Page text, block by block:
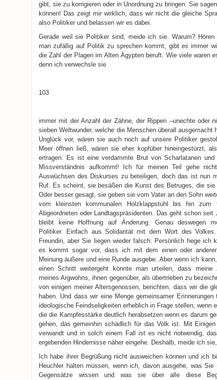
gibt, sie zu korrigieren oder in Unordnung zu bringen. Sie
können! Das zeigt mir wirklich, dass wir nicht die gleiche
also Politiker und belassen wir es dabei.
Gerade weil sie Politiker sind, meide ich sie. Warum?
man zufällig auf Politik zu sprechen kommt, gibt es immer
die Zahl der Plagen im Alten Ägypten beruft. Wie viele waren
denn ich verwechsle sie
103
immer mit der Anzahl der Zähne, der Rippen –unechte oder
sieben Weltwunder, welche die Menschen überall ausgemacht
Unglück vor, wären sie auch noch auf unsere Politiker
Meer öffnen ließ, wären sie eher kopfüber hineingestürzt,
ertragen. Es ist eine verdammte Brut von Scharlatanen
Missverständnis aufkommt! Ich für meinen Teil gehe
Auswüchsen des Diskurses zu beteiligen, doch das ist nun
Ruf. Es scheint, sie besäßen die Kunst des Betruges, die sie
Oder besser gesagt, sie geben sie vom Vater an den Sohn
vom kleinsten kommunalen Holzklappstuhl bis hin zum
Abgeordneten oder Landtagspräsidenten. Das geht schon seit
bleibt keine Hoffnung auf Änderung. Genau deswegen
Politiker. Einfach aus Solidarität mit dem Wort des
Freundin, aber Sie liegen wieder falsch: Persönlich hege ich
es kommt sogar vor, dass ich mit dem einen oder
Meinung äußere und eine Runde ausgebe. Aber wenn ich
einen Schritt weitergeht könnte man urteilen, dass meine
meines Argwohns, ihnen gegenüber, als übertrieben zu
von einigen meiner Altersgenossen, berichten, dass wir die
haben. Und dass wir eine Menge gemeinsamer
ideologische Feindseligkeiten erheblich in Frage stellen, wenn
die die Kampfesstärke deutlich herabsetzen wenn es darum
gehen, das gemeinhin schädlich für das Volk ist. Mit
verwandt und in solch einem Fall ist es nicht notwendig,
ergebenden Hindernisse näher eingehe. Deshalb, meide ich
Ich habe ihrer Begrüßung nicht ausweichen können und ich
Heuchler halten müssen, wenn ich, davon ausgehe, was Sie
Gegensätze wissen und was sie über alle diese